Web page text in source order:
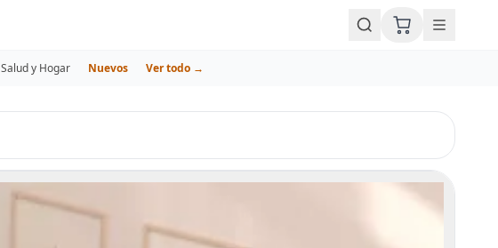
Salud y Hogar Nuevos Ver todo →